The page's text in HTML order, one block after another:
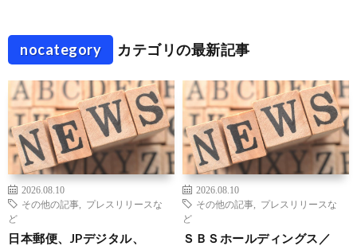
nocategory カテゴリの最新記事
2026.08.10
その他の記事
プレスリリースな
ど
日本郵便、JPデジタル、
2026.08.10
その他の記事
プレスリリースな
ど
ＳＢＳホールディングス／